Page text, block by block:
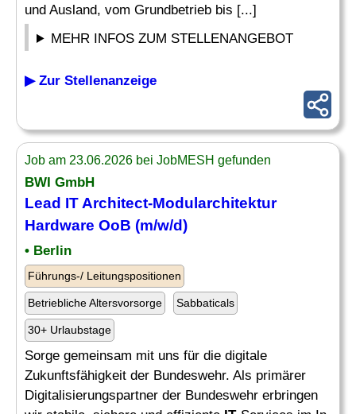
und Ausland, vom Grundbetrieb bis [...]
MEHR INFOS ZUM STELLENANGEBOT
▶ Zur Stellenanzeige
Job am 23.06.2026 bei JobMESH gefunden
BWI GmbH
Lead IT Architect-Modularchitektur
Hardware OoB (m/w/d)
• Berlin
Führungs-/ Leitungspositionen
Betriebliche Altersvorsorge Sabbaticals
30+ Urlaubstage
Sorge gemeinsam mit uns für die digitale
Zukunftsfähigkeit der Bundeswehr. Als primärer
Digitalisierungspartner der Bundeswehr erbringen